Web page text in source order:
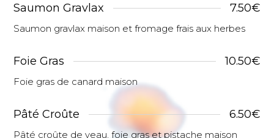
Saumon Gravlax 7.50€
Saumon gravlax maison et fromage frais aux herbes
Foie Gras 10.50€
Foie gras de canard maison
Pâté Croûte 6.50€
Pâté croûte de veau, foie gras et pistache maison